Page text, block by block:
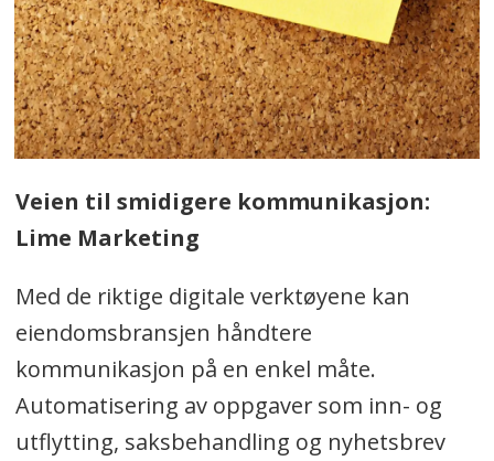
Veien til smidigere kommunikasjon:
Lime Marketing
Med de riktige digitale verktøyene kan
eiendomsbransjen håndtere
kommunikasjon på en enkel måte.
Automatisering av oppgaver som inn- og
utflytting, saksbehandling og nyhetsbrev